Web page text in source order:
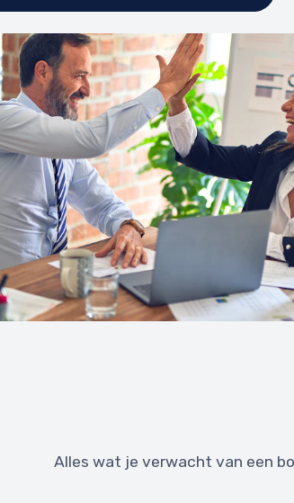
Alles wat je verwacht van een